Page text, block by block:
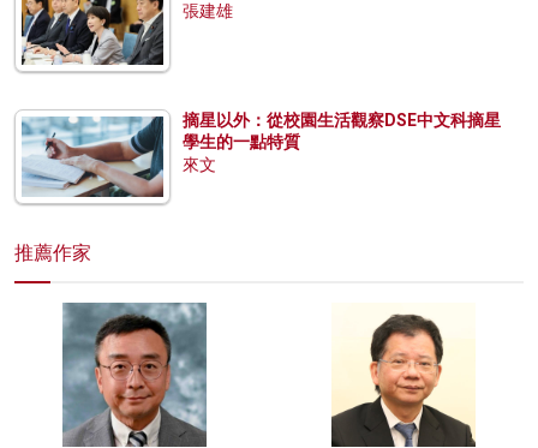
張建雄
摘星以外：從校園生活觀察DSE中文科摘星
學生的一點特質
來文
推薦作家